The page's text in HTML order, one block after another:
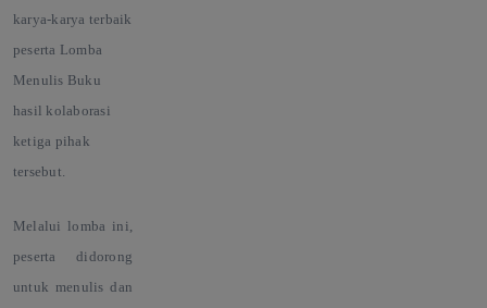
karya-karya terbaik
peserta Lomba
Menulis Buku
hasil kolaborasi
ketiga pihak
tersebut.
Melalui lomba ini,
peserta didorong
untuk menulis dan